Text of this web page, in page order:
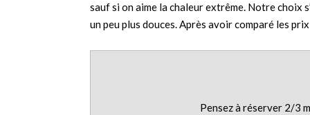
sauf si on aime la chaleur extrême. Notre choix
un peu plus douces. Après avoir comparé les
Pensez à réserver 2/3